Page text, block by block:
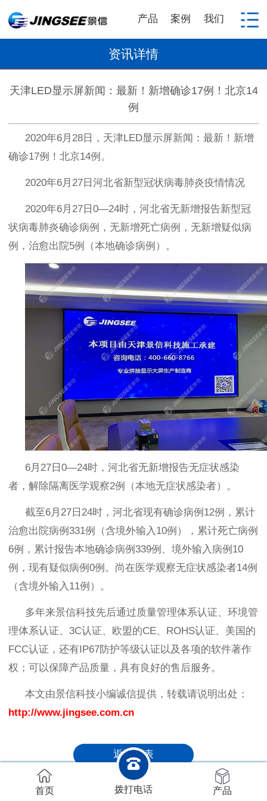
产品 案例 我们
资讯详情
天津LED显示屏新闻：最新！新增确诊17例！北京14
例
2020年6月 28 日，天津LED显示屏新闻：最新！新增
确诊17例！北京14例。
2020年6月 27 日河北省新型冠状病毒肺炎疫情情况
2020年6月 27 日 0—24时，河北省无新增报告新型冠
状病毒肺炎确诊病例，无新增死亡病例，无新增疑似病
例，治愈出院5例（本地确诊病例）。
6月 27 日 0—24时，河北省无新增报告无症状感染
者，解除隔离医学观察2例（本地无症状感染者）。
截至6月 27 日 24时，河北省现有确诊病例 12例，累计
治愈出院病例 331例（含境外输入 10例），累计死亡病例
6例，累计报告本地确诊病例 339例、境外输入病例 10
例，现有疑似病例 0例。尚在医学观察无症状感染者14例
（含境外输入 11例）。
多年来景信科技先后通过质量管理体系认证、环境管
理体系认证、 3C认证、欧盟的CE ROHS认证、美国的
FCC认证，还有IP67防护等级认证以及各项的软件著作
权；可以保障产品质量，具有良好的售后服务。
本文由景信科技小编诚信提供，转载请说明出处：
http://www.jingsee.com.cn
返回列表
上一篇 下一篇
首页 拨打电话 产品